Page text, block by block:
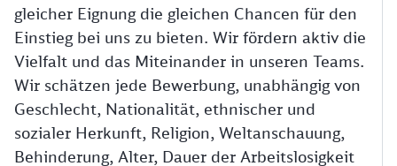
gleicher Eignung die gleichen Chancen für den
Einstieg bei uns zu bieten. Wir fördern aktiv die
Vielfalt und das Miteinander in unseren Teams.
Wir schätzen jede Bewerbung, unabhängig von
Geschlecht, Nationalität, ethnischer und
sozialer Herkunft, Religion, Weltanschauung,
Behinderung, Alter, Dauer der Arbeitslosigkeit